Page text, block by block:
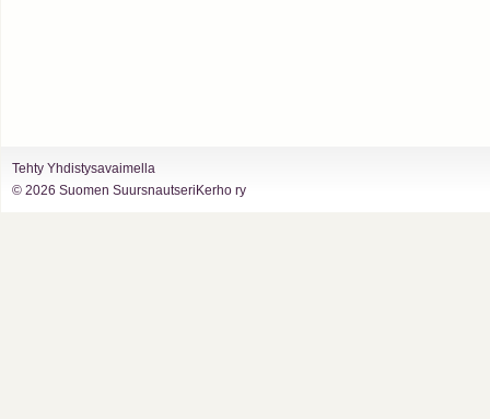
Tehty Yhdistysavaimella
© 2026 Suomen SuursnautseriKerho ry